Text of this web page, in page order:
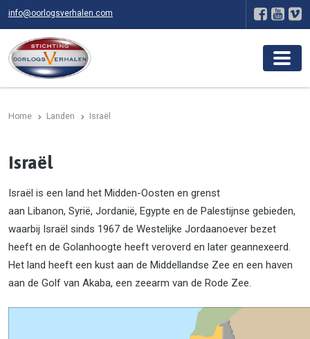
info@oorlogsverhalen.com
Home Landen Israël
Israël
Israël is een land het Midden-Oosten en grenst
aan Libanon, Syrië, Jordanië, Egypte en de Palestijnse gebieden,
waarbij Israël sinds 1967 de Westelijke Jordaanoever bezet
heeft en de Golanhoogte heeft veroverd en later geannexeerd.
Het land heeft een kust aan de Middellandse Zee en een haven
aan de Golf van Akaba, een zeearm van de Rode Zee.